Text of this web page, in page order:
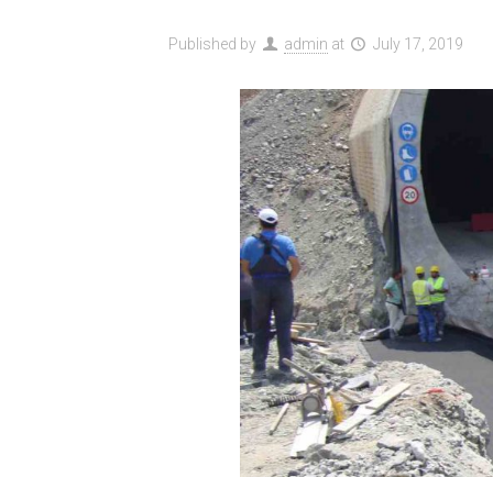
Published by admin at July 17, 2019